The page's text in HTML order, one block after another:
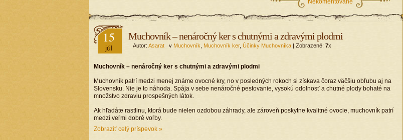
Nekomentované
15
júl
Muchovník – nenáročný ker s chutnými a zdravými plodmi
Autor: Asarat v Muchovník Muchovník ker, Účinky Muchovníka | Zobrazené: 7x
Muchovník – nenáročný ker s chutnými a zdravými plodmi
Muchovník patrí medzi menej známe ovocné kry, no v posledných rokoch si získava čoraz väčšiu obľubu aj na
Slovensku. Nie je to náhoda. Spája v sebe nenáročné pestovanie, vysokú odolnosť a chutné plody bohaté na
množstvo zdraviu prospešných látok.
Ak hľadáte rastlinu, ktorá bude nielen ozdobou záhrady, ale zároveň poskytne kvalitné ovocie, muchovník patrí
medzi veľmi dobré voľby.
Zobraziť celý príspevok »